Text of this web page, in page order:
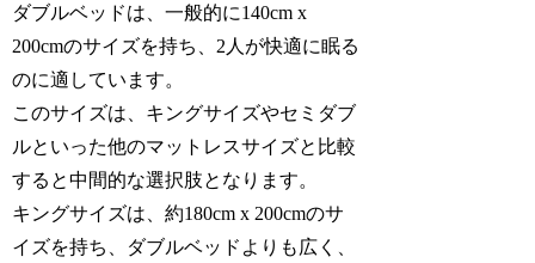
ダブルベッドは、一般的に140cm x
200cmのサイズを持ち、2人が快適に眠る
のに適しています。
このサイズは、キングサイズやセミダブ
ルといった他のマットレスサイズと比較
すると中間的な選択肢となります。
キングサイズは、約180cm x 200cmのサ
イズを持ち、ダブルベッドよりも広く、